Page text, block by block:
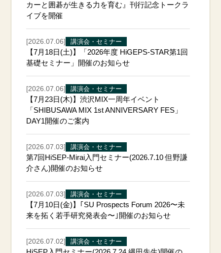
カーと囲碁が生きる力を育む』刊行記念トークラ
イブを開催
[2026.07.06] 講演会・セミナー
【7月18日(土)】「2026年度 HiGEPS-STAR第1回
基礎セミナー」開催のお知らせ
[2026.07.06] 講演会・セミナー
【7月23日(木)】渋沢MIX一周年イベント
「SHIBUSAWA MIX 1st ANNIVERSARY FES」
DAY1開催のご案内
[2026.07.03] 講演会・セミナー
第7回HiSEP-Mirai入門セミナー(2026.7.10 但野謙
介さん)開催のお知らせ
[2026.07.03] 講演会・セミナー
【7月10日(金)】｢SU Prospects Forum 2026〜未
来を拓く若手研究発表会〜｣開催のお知らせ
[2026.07.02] 講演会・セミナー